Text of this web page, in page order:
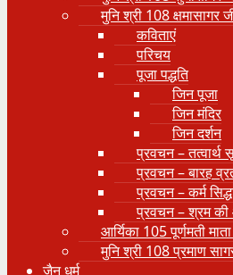
मुनि श्री 108 क्षमासागर
कविताएं
परिचय
पूजा पद्धति
जिन पूजा
जिन मंदिर
जिन दर्शन
प्रवचन – तत्वार्थ
प्रवचन – बारह
प्रवचन – कर्म
प्रवचन – श्रम की
आर्यिका 105 पूर्णमती
मुनि श्री 108 प्रमाण
जैन धर्म